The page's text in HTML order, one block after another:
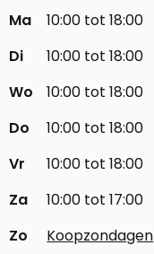
Ma
10:00 tot 18:00
Di
10:00 tot 18:00
Wo
10:00 tot 18:00
Do
10:00 tot 18:00
Vr
10:00 tot 18:00
Za
10:00 tot 17:00
Zo
Koopzondagen